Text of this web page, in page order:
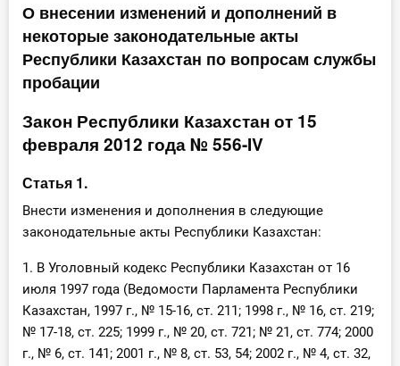
Консультации
Правовая база
Библиотека бухгалтера
Инструменты
Вебинары
Справочник бухгалтера
Участник ВЭД
Практика ИП
Кадры. Труд. Зарплата.
О внесении изменений и дополнений в
некоторые законодательные акты
Республики Казахстан по вопросам службы
пробации
Закон Республики Казахстан от 15
февраля 2012 года № 556-IV
Статья 1.
Внести изменения и дополнения в следующие
законодательные акты Республики Казахстан:
1. В Уголовный кодекс Республики Казахстан от 16
июля 1997 года (Ведомости Парламента Республики
Казахстан, 1997 г., № 15-16, ст. 211; 1998 г., № 16, ст. 219;
№ 17-18, ст. 225; 1999 г., № 20, ст. 721; № 21, ст. 774; 2000
г., № 6, ст. 141; 2001 г., № 8, ст. 53, 54; 2002 г., № 4, ст. 32,